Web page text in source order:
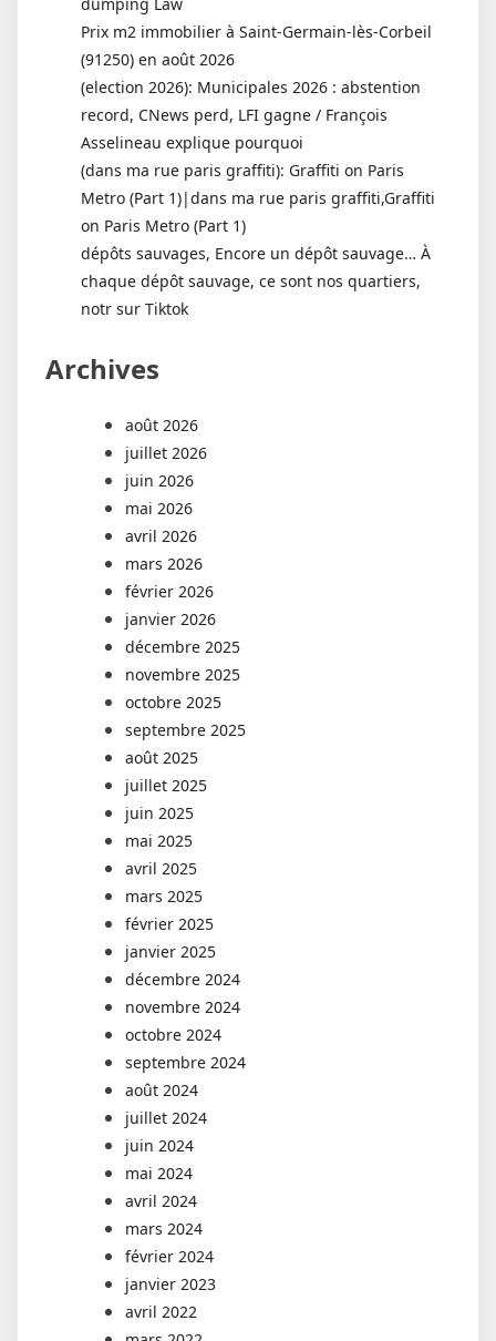
Prix m2 immobilier à Saint-Germain-lès-Corbeil
(91250) en août 2026
(election 2026): Municipales 2026 : abstention
record, CNews perd, LFI gagne / François
Asselineau explique pourquoi
(dans ma rue paris graffiti): Graffiti on Paris
Metro (Part 1)|dans ma rue paris graffiti,Graffiti
on Paris Metro (Part 1)
dépôts sauvages, Encore un dépôt sauvage… À
chaque dépôt sauvage, ce sont nos quartiers,
notr sur Tiktok
Archives
août 2026
juillet 2026
juin 2026
mai 2026
avril 2026
mars 2026
février 2026
janvier 2026
décembre 2025
novembre 2025
octobre 2025
septembre 2025
août 2025
juillet 2025
juin 2025
mai 2025
avril 2025
mars 2025
février 2025
janvier 2025
décembre 2024
novembre 2024
octobre 2024
septembre 2024
août 2024
juillet 2024
juin 2024
mai 2024
avril 2024
mars 2024
février 2024
janvier 2023
avril 2022